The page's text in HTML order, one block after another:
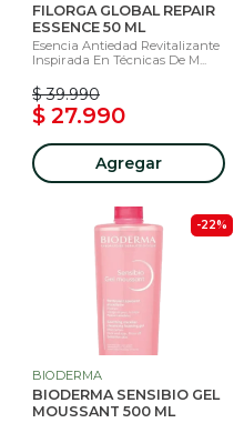
FILORGA GLOBAL REPAIR
ESSENCE 50 ML
Esencia Antiedad Revitalizante
Inspirada En Técnicas De M...
$ 39.990
$ 27.990
Agregar
-22%
BIODERMA
BIODERMA SENSIBIO GEL
MOUSSANT 500 ML